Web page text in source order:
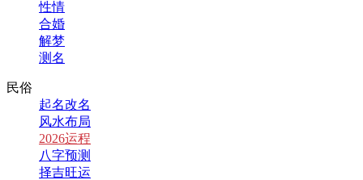
性情
合婚
解梦
测名
民俗
起名改名
风水布局
2026运程
八字预测
择吉旺运